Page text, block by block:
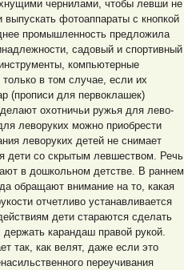
чернилами, чтобы левши не
выпускать фотоаппараты с кнопкой
промышленность предложила
садовый и спортивный
компьютерные
в том случае, если их
(прописи для первоклашек)
охотничьи ружья для лево-
леворуких можно приобрести
леворуких детей не снимает
дети со скрытым левшеством. Речь
в дошкольном детстве. В раннем
обращают внимание на то, какая
отчетливо устанавливается
дети стараются сделать
держать карандаш правой рукой.
так, как велят, даже если это
переучивания